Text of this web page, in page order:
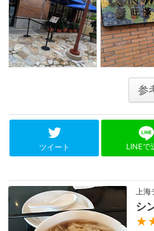
参
ツイート LINEで
上
シ